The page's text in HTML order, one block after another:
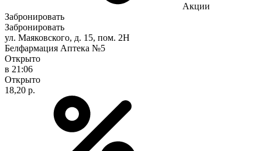
Акции
Забронировать
Забронировать
ул. Маяковского, д. 15, пом. 2Н
Белфармация Аптека №5
Открыто
в 21:06
Открыто
18,20 р.